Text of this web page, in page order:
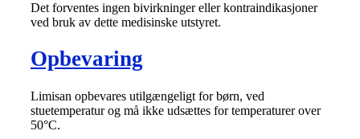
Det forventes ingen bivirkninger eller kontraindikasjoner
ved bruk av dette medisinske utstyret.
Opbevaring
Limisan opbevares utilgængeligt for børn, ved
stuetemperatur og må ikke udsættes for temperaturer over
50°C.